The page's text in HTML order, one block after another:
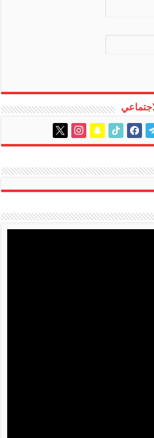
facebook
tiktok
snapchat
instagram
x